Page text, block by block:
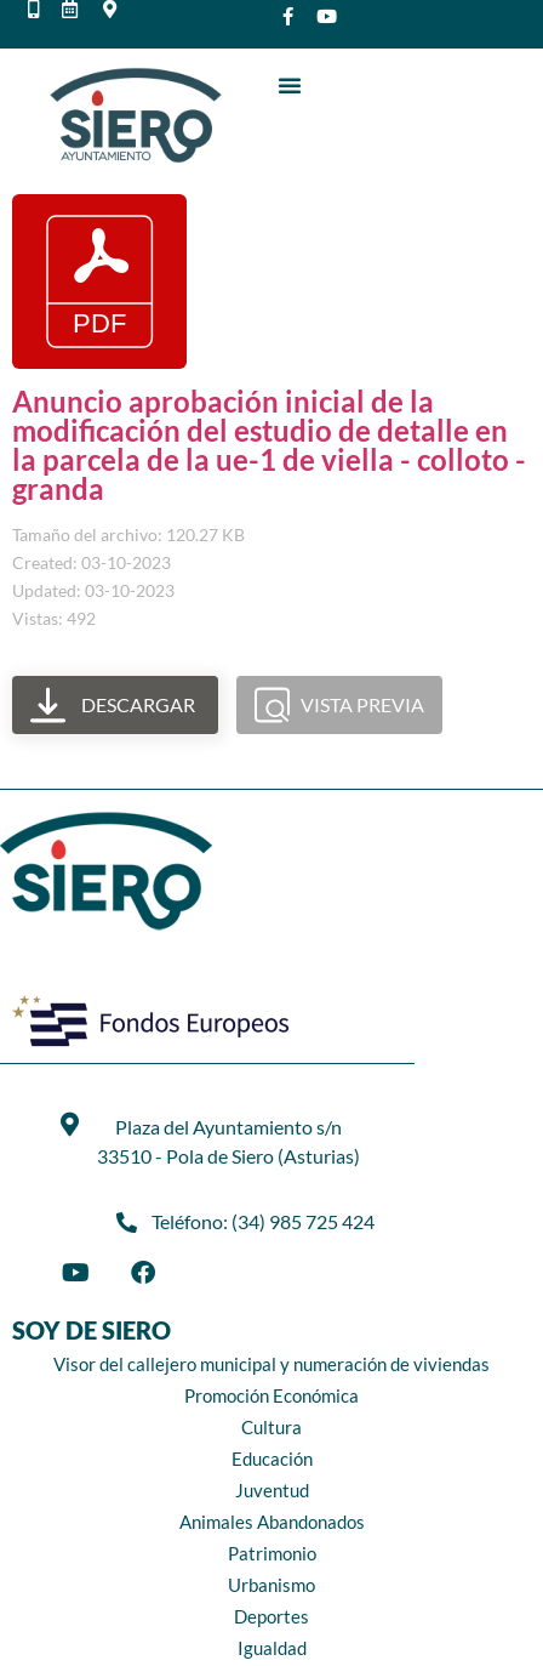
Anuncio aprobación inicial de la
modificación del estudio de detalle en
la parcela de la ue-1 de viella - colloto -
granda
Tamaño del archivo: 120.27 KB
Created: 03-10-2023
Updated: 03-10-2023
Vistas: 492
DESCARGAR VISTA PREVIA
Plaza del Ayuntamiento s/n
33510 - Pola de Siero (Asturias)
Teléfono: (34) 985 725 424
SOY DE SIERO
Visor del callejero municipal y numeración de viviendas
Promoción Económica
Cultura
Educación
Juventud
Animales Abandonados
Patrimonio
Urbanismo
Deportes
Igualdad